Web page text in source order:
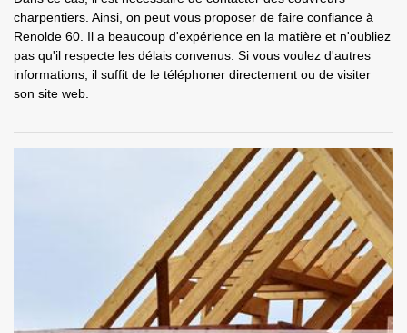
charpentiers. Ainsi, on peut vous proposer de faire confiance à
Renolde 60. Il a beaucoup d'expérience en la matière et n'oubliez
pas qu'il respecte les délais convenus. Si vous voulez d'autres
informations, il suffit de le téléphoner directement ou de visiter
son site web.